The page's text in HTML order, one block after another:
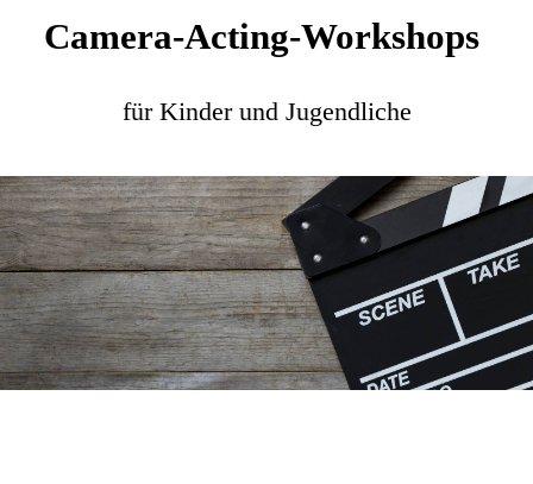
Camera-Acting-Workshops
für Kinder und Jugendliche